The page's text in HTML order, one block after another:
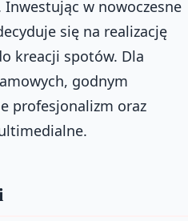
w nowoczesne
się na realizację
kreacji spotów. Dla
godnym
profesjonalizm oraz